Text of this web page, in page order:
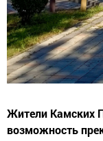
Жители Камских
возможность